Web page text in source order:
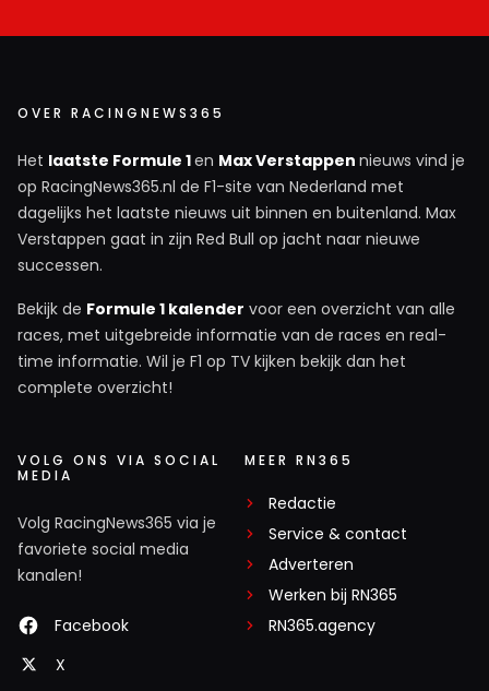
OVER RACINGNEWS365
Het laatste Formule 1en Max Verstappen nieuws vind je
op RacingNews365.nl de F1-site van Nederland met
dagelijks het laatste nieuws uit binnen en buitenland. Max
Verstappen gaat in zijn Red Bull op jacht naar nieuwe
successen.
Bekijk de Formule 1 kalender voor een overzicht van alle
races, met uitgebreide informatie van de races en real-
time informatie. Wil je F1 op TV kijken bekijk dan het
complete overzicht!
VOLG ONS VIA SOCIAL
MEDIA
Volg RacingNews365 via je
favoriete social media
kanalen!
Facebook
X
MEER RN365
Redactie
Service & contact
Adverteren
Werken bij RN365
RN365.agency